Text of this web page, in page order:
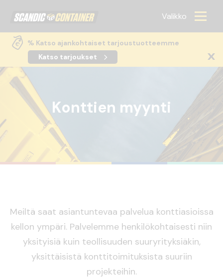
Scandic container
Valikko
% Katso ajankohtaiset tarjoustuotteemme
Katso tarjoukset
Konttien myynti
Meiltä saat asiantuntevaa palvelua konttiasioissa
kellon ympäri. Palvelemme henkilökohtaisesti niin
yksityisiä kuin teollisuuden suuryrityksiäkin,
yksittäisistä konttitoimituksista suuriin
projekteihin.